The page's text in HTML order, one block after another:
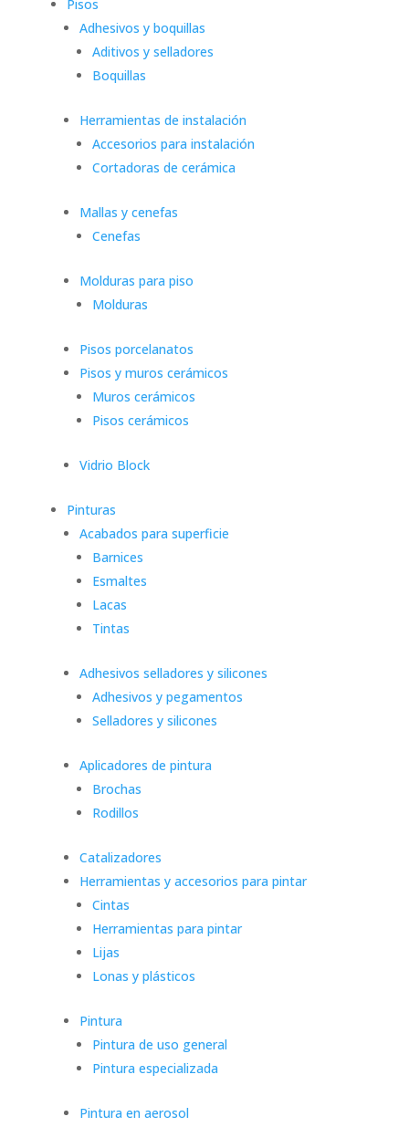
Pisos
Adhesivos y boquillas
Aditivos y selladores
Boquillas
Herramientas de instalación
Accesorios para instalación
Cortadoras de cerámica
Mallas y cenefas
Cenefas
Molduras para piso
Molduras
Pisos porcelanatos
Pisos y muros cerámicos
Muros cerámicos
Pisos cerámicos
Vidrio Block
Pinturas
Acabados para superficie
Barnices
Esmaltes
Lacas
Tintas
Adhesivos selladores y silicones
Adhesivos y pegamentos
Selladores y silicones
Aplicadores de pintura
Brochas
Rodillos
Catalizadores
Herramientas y accesorios para pintar
Cintas
Herramientas para pintar
Lijas
Lonas y plásticos
Pintura
Pintura de uso general
Pintura especializada
Pintura en aerosol